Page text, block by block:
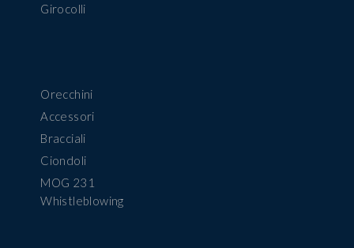
Girocolli
Orecchini
Accessori
Bracciali
Ciondoli
MOG 231
Whistleblowing